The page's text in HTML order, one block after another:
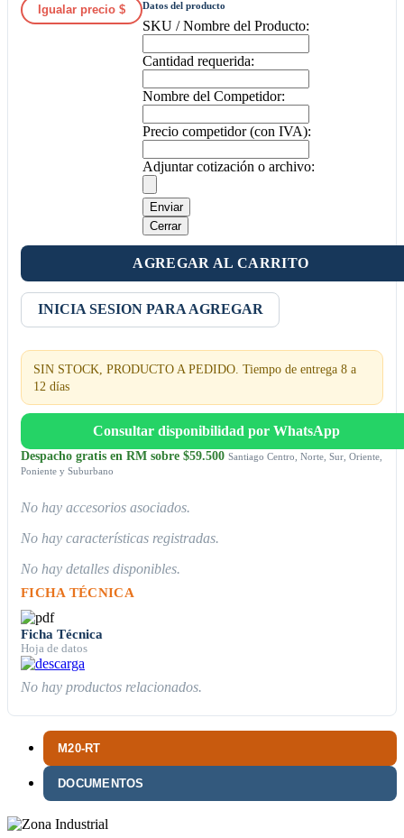
M20-RT
DOCUMENTOS
Igualar precio $ Datos del producto
SKU / Nombre del Producto:
Cantidad requerida:
Nombre del Competidor:
Precio competidor (con IVA):
Adjuntar cotización o archivo:
Enviar
Cerrar
AGREGAR AL CARRITO
INICIA SESION PARA AGREGAR
SIN STOCK, PRODUCTO A PEDIDO. Tiempo de entrega 8 a
12 días
Consultar disponibilidad por WhatsApp
Despacho gratis en RM sobre $59.500 Santiago Centro, Norte, Sur, Oriente,
Poniente y Suburbano
No hay accesorios asociados.
No hay características registradas.
No hay detalles disponibles.
FICHA TÉCNICA
Ficha Técnica
Hoja de datos
No hay productos relacionados.